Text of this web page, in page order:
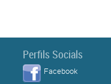
Perfils Socials
Facebook